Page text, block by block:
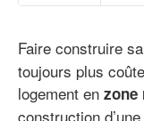
Faire construire
toujours plus
logement en zone
construction